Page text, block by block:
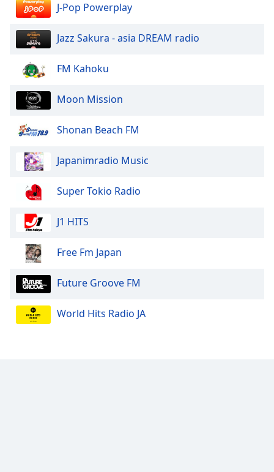
J-Pop Powerplay
Jazz Sakura - asia DREAM radio
FM Kahoku
Moon Mission
Shonan Beach FM
Japanimradio Music
Super Tokio Radio
J1 HITS
Free Fm Japan
Future Groove FM
World Hits Radio JA